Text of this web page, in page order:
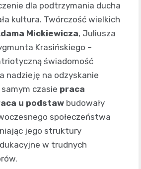
dla podtrzymania ducha
kultura. Twórczość wielkich
Mickiewicza, Juliusza
Krasińskiego –
świadomość
nadzieję na odzyskanie
czasie praca
u podstaw budowały
społeczeństwa
jego struktury
w trudnych